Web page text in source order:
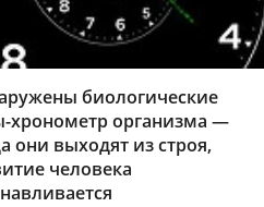
биологические
хронометр организма —
они выходят из строя,
человека